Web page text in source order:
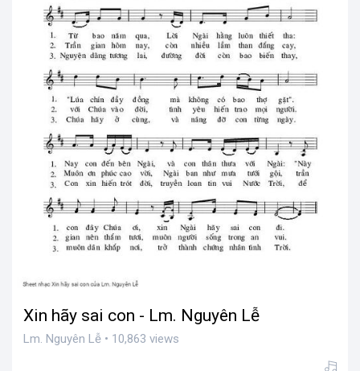
Xin hãy sai con - Lm. Nguyên Lễ
Lm. Nguyên Lễ • 10,863 views